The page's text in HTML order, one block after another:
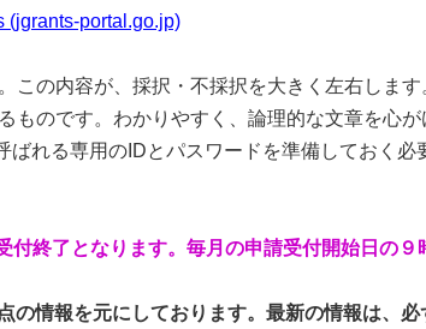
(jgrants-portal.go.jp)
の内容が、採択・不採択を大きく左右しま
のです。わかりやすく、論理的な文章を心が
れる専用のIDとパスワードを準備しておく必
終了となります。毎月の申請受付開始日の９
情報を元にしております。最新の情報は、必